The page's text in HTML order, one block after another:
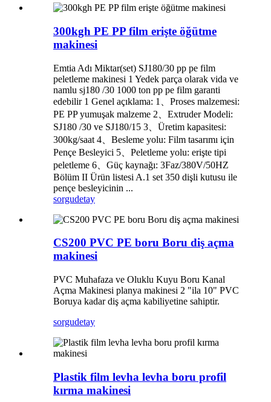
300kgh PE PP film erişte öğütme
makinesi
Emtia Adı Miktar(set) SJ180/30 pp pe film
peletleme makinesi 1 Yedek parça olarak vida ve
namlu sj180 /30 1000 ton pp pe film garanti
edebilir 1 Genel açıklama: 1、Proses malzemesi:
PE PP yumuşak malzeme 2、Extruder Modeli:
SJ180 /30 ve SJ180/15 3、Üretim kapasitesi:
300kg/saat 4、Besleme yolu: Film tasarımı için
Pençe Besleyici 5、Peletleme yolu: erişte tipi
peletleme 6、Güç kaynağı: 3Faz/380V/50HZ
Bölüm II Ürün listesi A.1 set 350 dişli kutusu ile
pençe besleyicinin ...
sorgudetay
CS200 PVC PE boru Boru diş açma
makinesi
PVC Muhafaza ve Oluklu Kuyu Boru Kanal
Açma Makinesi planya makinesi 2 "ila 10" PVC
Boruya kadar diş açma kabiliyetine sahiptir.
sorgudetay
Plastik film levha levha boru profil
kırma makinesi